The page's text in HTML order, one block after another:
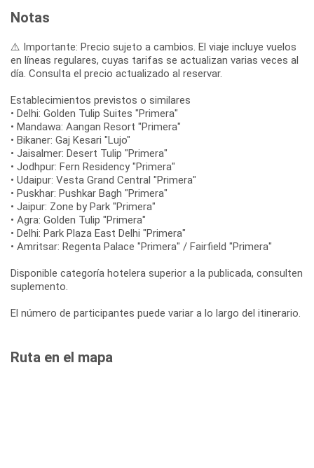
Notas
⚠️ Importante: Precio sujeto a cambios. El viaje incluye vuelos
en líneas regulares, cuyas tarifas se actualizan varias veces al
día. Consulta el precio actualizado al reservar.
Establecimientos previstos o similares
• Delhi: Golden Tulip Suites "Primera"
• Mandawa: Aangan Resort "Primera"
• Bikaner: Gaj Kesari "Lujo"
• Jaisalmer: Desert Tulip "Primera"
• Jodhpur: Fern Residency "Primera"
• Udaipur: Vesta Grand Central "Primera"
• Puskhar: Pushkar Bagh "Primera"
• Jaipur: Zone by Park "Primera"
• Agra: Golden Tulip "Primera"
• Delhi: Park Plaza East Delhi "Primera"
• Amritsar: Regenta Palace "Primera" / Fairfield "Primera"
Disponible categoría hotelera superior a la publicada, consulten
suplemento.
El número de participantes puede variar a lo largo del itinerario.
Ruta en el mapa